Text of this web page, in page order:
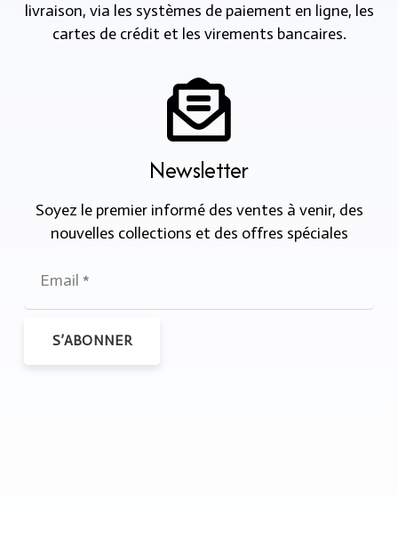
livraison, via les systèmes de paiement en ligne, les
cartes de crédit et les virements bancaires.
Newsletter
Soyez le premier informé des ventes à venir, des
nouvelles collections et des offres spéciales
S’ABONNER